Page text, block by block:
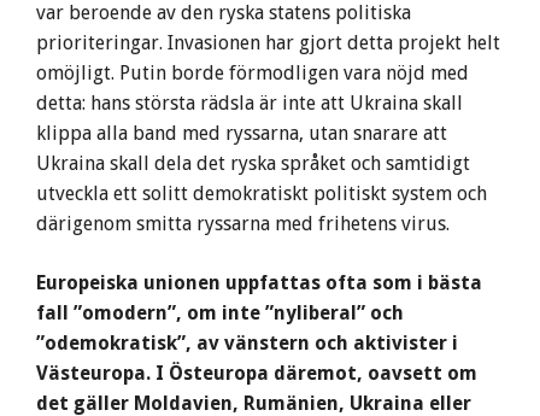
var beroende av den ryska statens politiska
prioriteringar. Invasionen har gjort detta projekt helt
omöjligt. Putin borde förmodligen vara nöjd med
detta: hans största rädsla är inte att Ukraina skall
klippa alla band med ryssarna, utan snarare att
Ukraina skall dela det ryska språket och samtidigt
utveckla ett solitt demokratiskt politiskt system och
därigenom smitta ryssarna med frihetens virus.
Europeiska unionen uppfattas ofta som i bästa
fall ”omodern”, om inte ”nyliberal” och
”odemokratisk”, av vänstern och aktivister i
Västeuropa. I Östeuropa däremot, oavsett om
det gäller Moldavien, Rumänien, Ukraina eller